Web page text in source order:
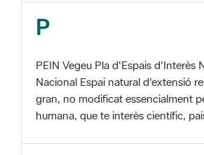
Nacional Espai natural d'extensió
humana, que te interès científic,
S